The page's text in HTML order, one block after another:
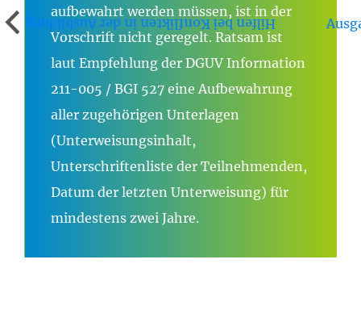
aufbewahrt werden müssen, ist in der
Vorschrift nicht geregelt. Ratsam ist
laut Empfehlung der DGUV Information
211-005 / BGI 527 eine Aufbewahrung
aller zugehörigen Unterlagen
(Unterweisungsinhalt,
Unterschriftenliste der Teilnehmenden,
Datum der letzten Unterweisung) für
mindestens zwei Jahre.
Hilfen bei Konflikten in der Ausbildung